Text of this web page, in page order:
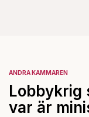
ANDRA KAMMAREN
Lobbykrig
var är